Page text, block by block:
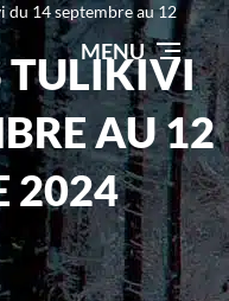
MENU
du 14 septembre au 12
TULIKIVI
AU 12
2024